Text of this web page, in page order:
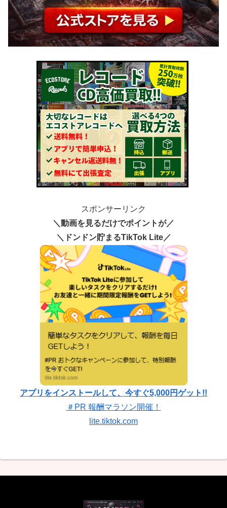
スポンサーリンク
＼動画を見るだけでポイントが／
＼ドンドン貯まるTikTok Lite／
アプリをインストールして、今すぐ5,000円ゲット!!
＃PR 報酬マラソン開催！
lite.tiktok.com